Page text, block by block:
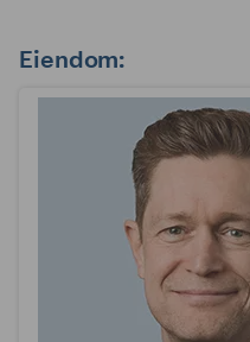
Eiendom: